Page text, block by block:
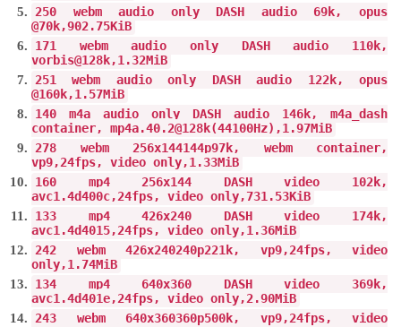
250 webm audio only DASH audio 69k,
opus
@70k,902.75KiB
171
webm audio only DASH audio 110k,
vorbis@128k,1.32MiB
251
webm audio only DASH audio 122k, opus
@160k,1.57MiB
140 m4a audio only DASH audio 146k,
m4a_dash
container, mp4a.40.2@128k(44100Hz),1.97MiB
278 webm 256x144144p97k, webm container,
vp9,24fps, video only,1.33MiB
160 mp4 256x144 DASH video 102k,
avc1 .4d400c,24fps, video only,731.53KiB
133 mp4426x240 DASH video 174k,
avc1 .4d4015,24fps, video only,1.36MiB
242 webm 426x240240p221k, vp9,24fps, video
only,1.74MiB
134 mp4 640x360 DASH video369k,
avc1 .4d401e,24fps, video only,2.90MiB
243 webm 640x360360p500k, vp9,24fps, video